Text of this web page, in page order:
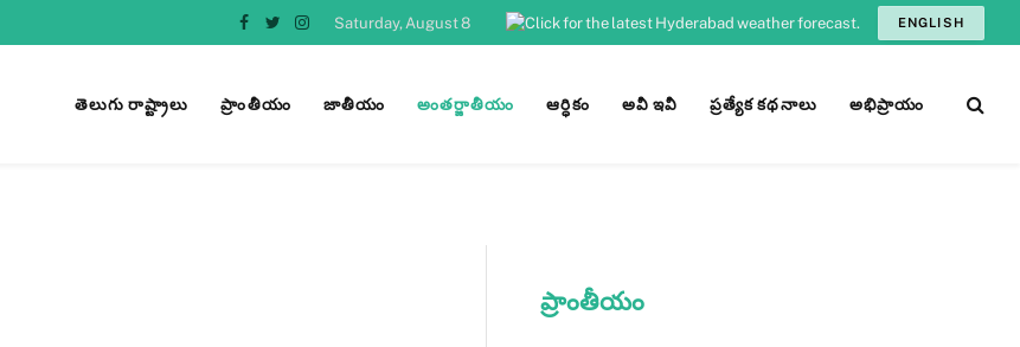
Facebook
TwitterInstagram
Saturday, August 8 ENGLISH
తెలుగు రాష్ట్రాలు ప్రాంతీయం జాతీయం అంతర్జాతీయం ఆర్ధికం అవీ ఇవీ ప్రత్యేక కథనాలు అభిప్రాయం
ప్రాంతీయం